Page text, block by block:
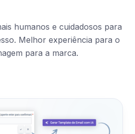
humanos e cuidadosos para
Melhor experiência para o
para a marca.